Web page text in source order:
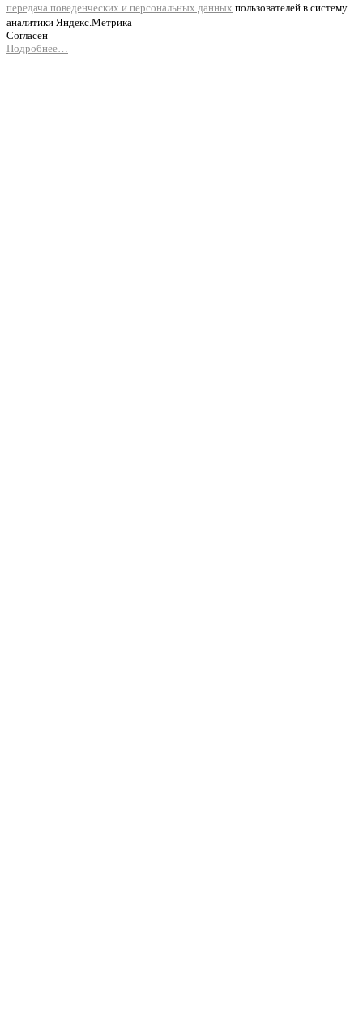
передача поведенческих и персональных данных пользователей в систему
аналитики Яндекс.Метрика
Согласен
Подробнее…